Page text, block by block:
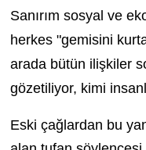
Sanırım sosyal ve
herkes "gemisini
arada bütün ilişkiler
gözetiliyor, kimi
Eski çağlardan bu